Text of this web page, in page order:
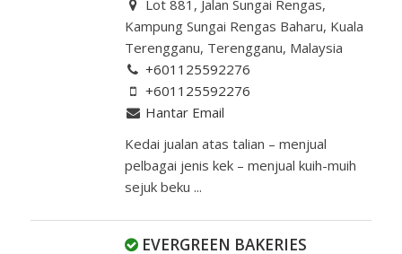
Lot 881, Jalan Sungai Rengas,
Kampung Sungai Rengas Baharu, Kuala
Terengganu, Terengganu, Malaysia
+601125592276
+601125592276
Hantar Email
Kedai jualan atas talian – menjual
pelbagai jenis kek – menjual kuih-muih
sejuk beku ...
EVERGREEN BAKERIES